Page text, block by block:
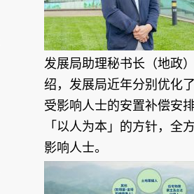
发展局助理秘书长（地政
绍，发展局近年分别优化
受影响人士的安置补偿安
「以人为本」的方针，全
影响人士。